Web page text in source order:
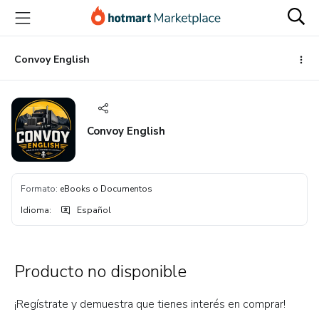
principal
página
de
página
Convoy English
Convoy English
Formato: eBooks o Documentos
Idioma: Español
Producto no disponible
¡Regístrate y demuestra que tienes interés en comprar!